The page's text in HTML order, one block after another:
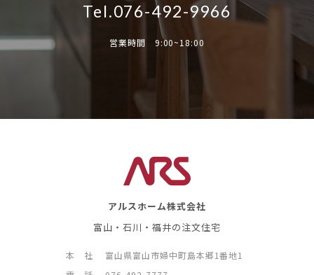
Tel.076-492-9966
営業時間 9:00~18:00
アルスホーム株式会社
富山・石川・福井の注文住宅
本 社
富山県富山市婦中町島本郷1番地1